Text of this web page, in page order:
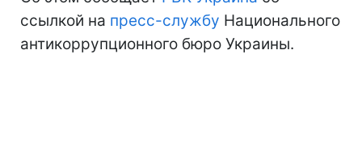
ссылкой на пресс-службу Национального
антикоррупционного бюро Украины.